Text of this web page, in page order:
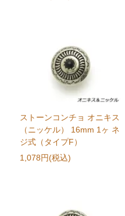
ストーンコンチョ オニキス
（ニッケル） 16mm 1ヶ ネ
ジ式（タイプF）
1,078円(税込)